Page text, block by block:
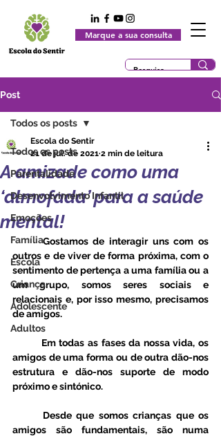
Marque a sua consulta
Post
Todos os posts
Parentalidade
Desenvolvimento Infantil
Emoções
Família
Escola
Criança
Adolescente
Adultos
Todos os posts
A amizade como uma
‘almofada’ para a saúde
mental!
Escola do Sentir
21 de jul. de 2021 2 min de leitura
	Gostamos de interagir uns com os
outros e de viver de forma próxima, com o
sentimento de pertença a uma família ou a
um grupo, somos seres sociais e
relacionais e, por isso mesmo, precisamos
de amigos.
amigos de uma forma ou de outra dão-nos
estrutura e dão-nos suporte de modo
próximo e sintónico.
amigos são fundamentais, são numa